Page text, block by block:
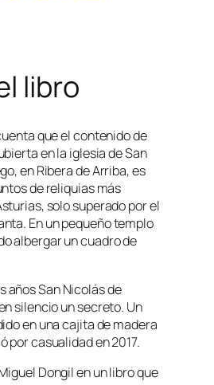
libro
que el contenido de
en la iglesia de San
en Ribera de Arriba, es
de reliquias más
solo superado por el
En un pequeño templo
albergar un cuadro de
años San Nicolás de
silencio un secreto. Un
en una cajita de madera
por casualidad en 2017.
Dongil en un libro que